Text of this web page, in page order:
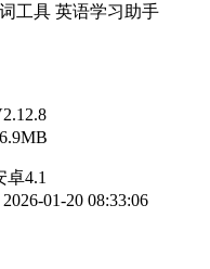
工具 英语学习助手
卓4.1
01-20 08:33:06